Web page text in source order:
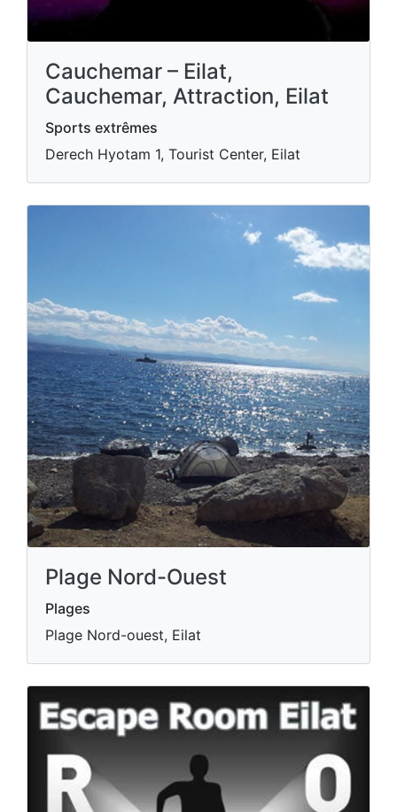
Cauchemar – Eilat,
Cauchemar, Attraction, Eilat
Sports extrêmes
Derech Hyotam 1, Tourist Center, Eilat
Plage Nord-Ouest
Plages
Plage Nord-ouest, Eilat